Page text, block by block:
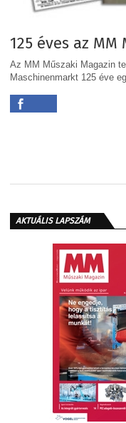
125 éves az
Az MM Műszaki Magazin
Maschinenmarkt 125 éve
AKTUÁLIS LAPSZÁM